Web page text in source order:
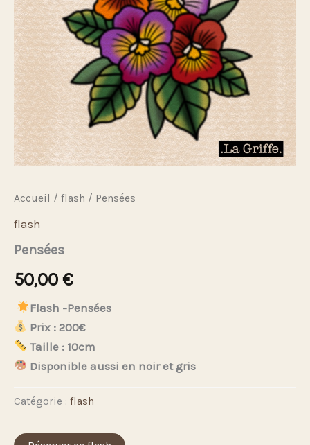
Accueil / flash / Pensées
flash
Pensées
50,00 €
Flash -Pensées
Prix : 200€
Taille : 10cm
Disponible aussi en noir et gris
Catégorie : flash